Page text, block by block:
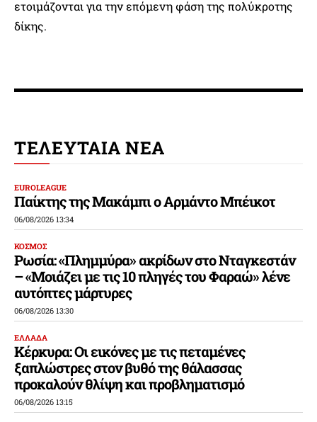
ετοιμάζονται για την επόμενη φάση της πολύκροτης
δίκης.
ΤΕΛΕΥΤΑΙΑ ΝΕΑ
EUROLEAGUE
Παίκτης της Μακάμπι ο Αρμάντο Μπέικοτ
06/08/2026 13:34
ΚΟΣΜΟΣ
Ρωσία: «Πλημμύρα» ακρίδων στο Νταγκεστάν
– «Μοιάζει με τις 10 πληγές του Φαραώ» λένε
αυτόπτες μάρτυρες
06/08/2026 13:30
ΕΛΛΑΔΑ
Κέρκυρα: Οι εικόνες με τις πεταμένες
ξαπλώστρες στον βυθό της θάλασσας
προκαλούν θλίψη και προβληματισμό
06/08/2026 13:15